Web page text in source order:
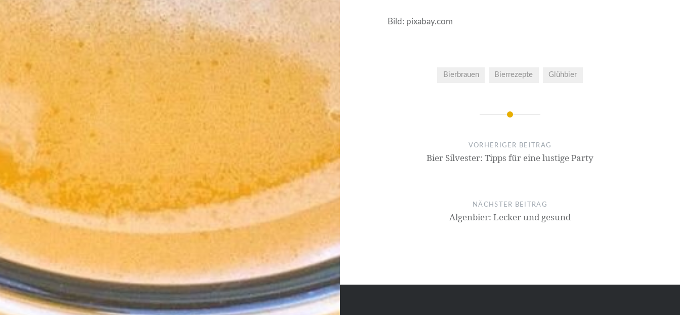
Bild: pixabay.com
Bierbrauen Bierrezepte Glühbier
Beitrags-
VORHERIGER BEITRAG
Bier Silvester: Tipps für eine lustige Party
NÄCHSTER BEITRAG
Algenbier: Lecker und gesund